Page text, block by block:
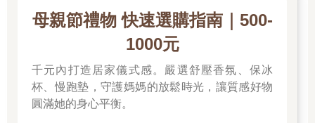
母親節禮物 快速選購指南｜500-
1000元
千元內打造居家儀式感。嚴選舒壓香氛、保冰
杯、慢跑墊，守護媽媽的放鬆時光，讓質感好物
圓滿她的身心平衡。